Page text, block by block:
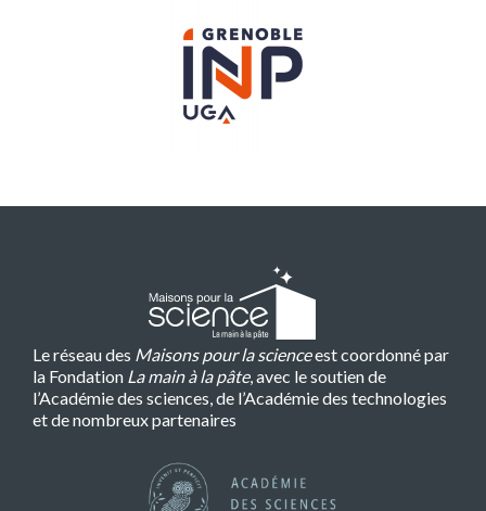
Le réseau des Maisons pour la scienceest coordonné par
la Fondation La main à la pâte, avec le soutien de
l’Académie des sciences, de l’Académie des technologies
et de nombreux partenaires